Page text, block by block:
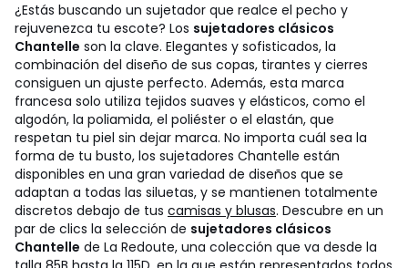
¿Estás buscando un sujetador que realce el pecho y
rejuvenezca tu escote? Los sujetadores clásicos
Chantelle son la clave. Elegantes y sofisticados, la
combinación del diseño de sus copas, tirantes y cierres
consiguen un ajuste perfecto. Además, esta marca
francesa solo utiliza tejidos suaves y elásticos, como el
algodón, la poliamida, el poliéster o el elastán, que
respetan tu piel sin dejar marca. No importa cuál sea la
forma de tu busto, los sujetadores Chantelle están
disponibles en una gran variedad de diseños que se
adaptan a todas las siluetas, y se mantienen totalmente
discretos debajo de tus camisas y blusas. Descubre en un
par de clics la selección de sujetadores clásicos
Chantelle de La Redoute, una colección que va desde la